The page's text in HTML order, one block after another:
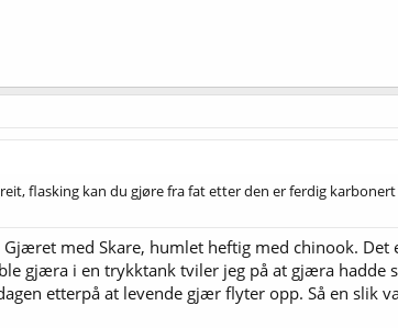
flasking kan du gjøre fra fat etter den er ferdig
med Skare, humlet heftig med chinook.
gjæra i en trykktank tviler jeg på at gjæra hadde
etterpå at levende gjær flyter opp. Så en slik